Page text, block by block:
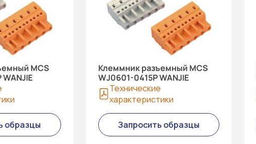
MCS
образцы
Клеммник разъемный MCS
WJ0601-0415P WANJIE
Технические
характеристики
Запросить образцы